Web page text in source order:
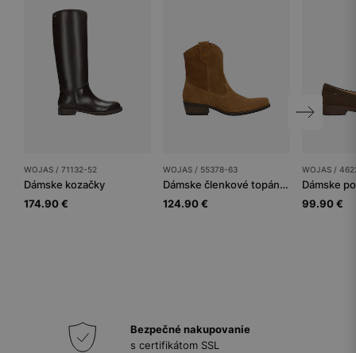
WOJAS / 71132-52
Dámske kozačky
174.90 €
WOJAS / 55378-63
Dámske členkové topánky
124.90 €
WOJAS /
Dámske
99.90 €
Bezpečné nakupovanie
s certifikátom SSL